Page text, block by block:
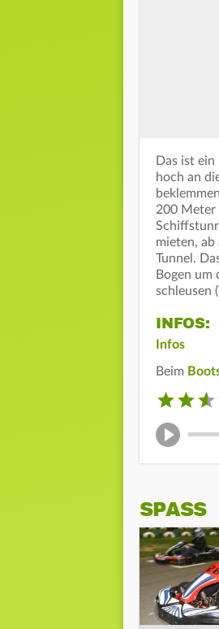
Das ist
hoch an
200 Meter
mieten, ab
Tunnel.
Bogen um
schleusen
INFOS:
Infos
Beim
SPASS